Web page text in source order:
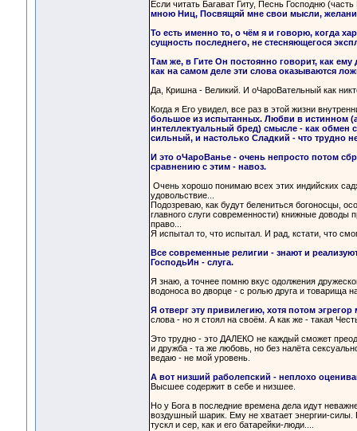
Если читать Багават Гиту, Песнь Господню
мною Ниц, Посвящяй мне свои мысли,
То есть именно то, о чём я и говорю, когда
сущность последнего, не стесняющегося
Там же, в Гите Он постоянно говорит, как
как на самом деле эти слова оказываются
Да, Кришна - Великий. И оЧароВательный как
Когда я Его увидел, все раз в этой жизни
большое из испытанных. Любви в истинном
интеллектуальный бред) смысле - как обмен
сильный, и настолько Сладкий - что трудно
И это оЧароВанье - очень непросто потом
сравнению с этим - навоз.
Очень хорошо понимаю всех этих индийских
удовольствие...
Подозреваю, как будут белениться богоносцы,
главного слуги современности) книжные доводы
право...
Я испытал то, что испытал. И рад, кстати, что
Все современные религии - знают и
ГосподьИн - слуга.
Я знаю, а точнее помню вкус одолжения
водоноса во дворце - с ролью друга и товарища
Я отверг эту привилегию, хотя потом
слова - но я стоял на своём. А как же - такая
Это трудно - это ДАЛЕКО не каждый сможет
и дружба - та же любовь, но без налёта
ведаю - не мой уровень.
А вот низший раболепский - неплохо
Высшее содержит в себе и низшее.
Но у Бога в последние времена дела идут
воздушный шарик. Ему не хватает энергии-силы.
тускл и сер, как и его батарейки-люди....